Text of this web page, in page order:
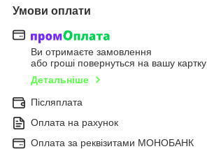
Умови оплати
Ви отримаєте замовлення
або гроші повернуться на вашу картку
Детальніше
Післяплата
Оплата на рахунок
Оплата за реквізитами МОНОБАНК